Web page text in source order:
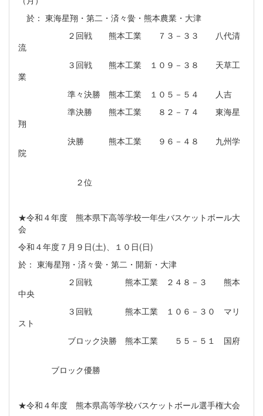
於： 東海星翔・第二・済々黌・熊本農業・大津
２回戦 熊本工業 ７３－３３ 八代清
流
３回戦 熊本工業 １０９－３８ 天草工
業
準々決勝 熊本工業 １０５－５４ 人吉
準決勝 熊本工業 ８２－７４ 東海星
翔
決勝 熊本工業 ９６－４８ 九州学
院
２位
★令和４年度 熊本県下高等学校一年生バスケットボール大
会
令和４年度７月９日(土)、１０日(日)
於： 東海星翔・済々黌・第二・開新・大津
２回戦 熊本工業 ２４８－３ 熊本
中央
３回戦 熊本工業 １０６－３０ マリ
スト
ブロック決勝 熊本工業 ５５－５１ 国府
ブロック優勝
★令和４年度 熊本県高等学校バスケットボール選手権大会